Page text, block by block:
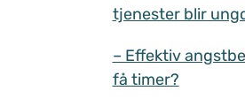
tjenester blir
– Effektiv
få timer?